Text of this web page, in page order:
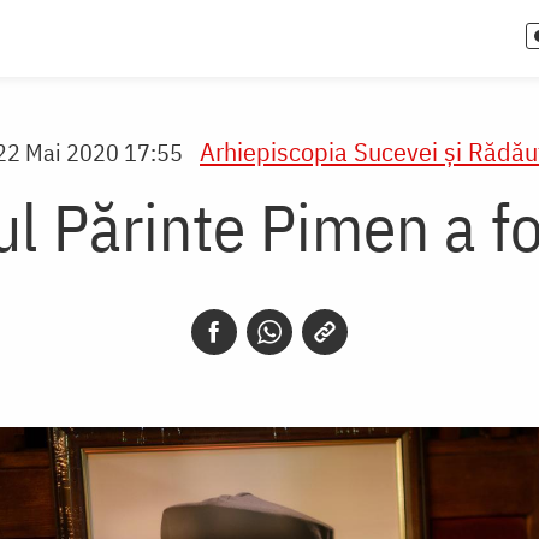
Mai 2020 17:55 Arhiepiscopia Sucevei şi
Părinte Pimen a